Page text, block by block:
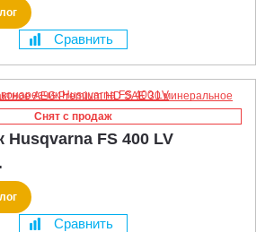
Сравнить
Снят с продаж
Husqvarna FS 400 LV
Сравнить